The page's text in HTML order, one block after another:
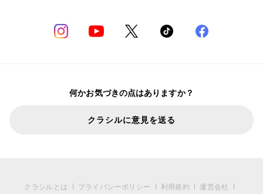
何かお気づきの点はありますか？
クラシルに意見を送る
クラシルとは プライバシーポリシー 利用規約 運営会社